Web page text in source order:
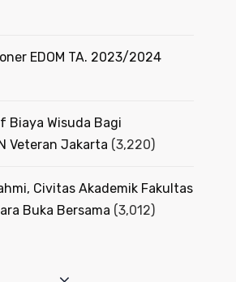
EDOM TA. 2023/2024
Biaya Wisuda Bagi
Veteran Jakarta (3,220)
Civitas Akademik Fakultas
Buka Bersama (3,012)